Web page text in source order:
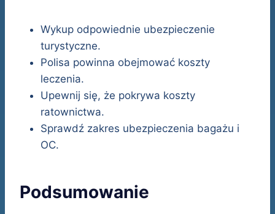
Wykup odpowiednie ubezpieczenie
turystyczne.
Polisa powinna obejmować koszty
leczenia.
Upewnij się, że pokrywa koszty
ratownictwa.
Sprawdź zakres ubezpieczenia bagażu i
OC.
Podsumowanie